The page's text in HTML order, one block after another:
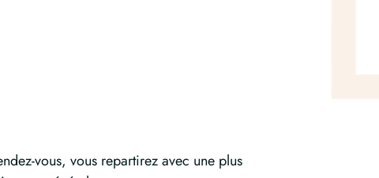
vous, vous repartirez avec une plus